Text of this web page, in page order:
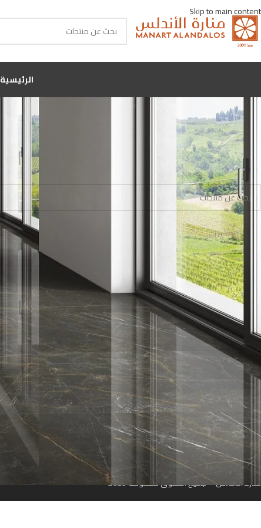
Skip to main content
الرئيسية
الرئيسية منتجات تحت الوسم “25x25”
لا توجد منتجات تتوافق مع اختيارك.
روابط سريعة
من نحن
المتجر
تواصل معنا
منارة الأندلس © جميع الحقوق محفوظة 2023